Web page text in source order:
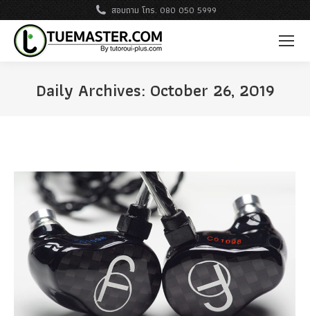
สอบถาม โทร. 080 050 5999
Daily Archives: October 26, 2019